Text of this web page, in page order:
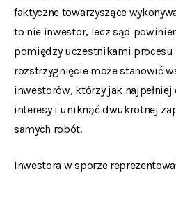
faktyczne towarzyszące
to nie inwestor, lecz sąd
pomiędzy uczestnikami procesu
rozstrzygnięcie może stanowić
inwestorów, którzy jak
interesy i uniknąć dwukrotnej
samych robót.
Inwestora w sporze